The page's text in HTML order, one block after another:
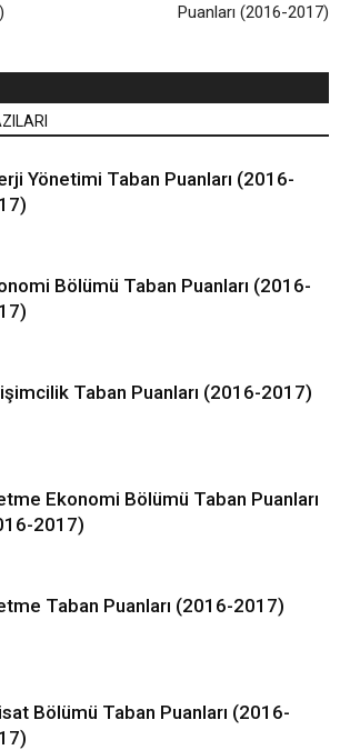
Puanları (2016-2017)
Yönetimi Taban Puanları (2016-
Bölümü Taban Puanları (2016-
Taban Puanları (2016-2017)
Ekonomi Bölümü Taban Puanları
2017)
Taban Puanları (2016-2017)
Bölümü Taban Puanları (2016-